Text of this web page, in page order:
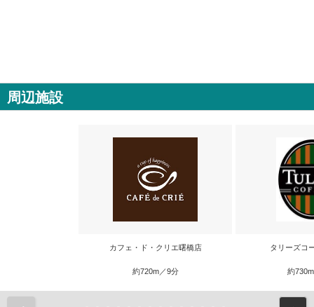
周辺施設
カフェ・ド・クリエ曙橋店
約720m／9分
タリーズコ
約